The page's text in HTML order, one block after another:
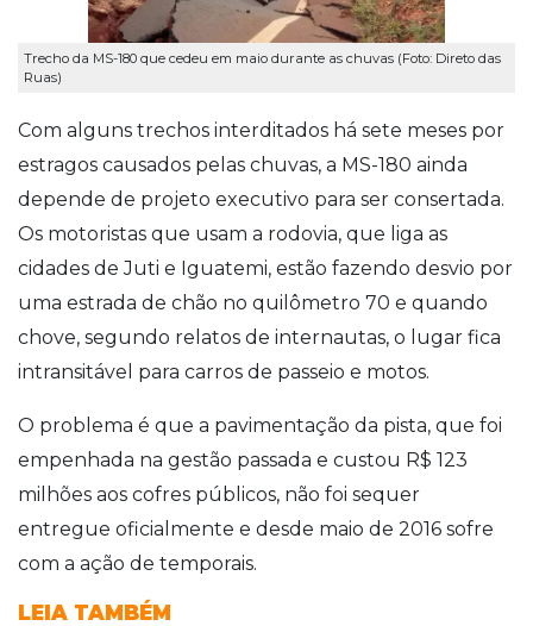
Trecho da MS-180 que cedeu em maio durante as chuvas (Foto: Direto das
Ruas)
Com alguns trechos interditados há sete meses por
estragos causados pelas chuvas, a MS-180 ainda
depende de projeto executivo para ser consertada.
Os motoristas que usam a rodovia, que liga as
cidades de Juti e Iguatemi, estão fazendo desvio por
uma estrada de chão no quilômetro 70 e quando
chove, segundo relatos de internautas, o lugar fica
intransitável para carros de passeio e motos.
O problema é que a pavimentação da pista, que foi
empenhada na gestão passada e custou R$ 123
milhões aos cofres públicos, não foi sequer
entregue oficialmente e desde maio de 2016 sofre
com a ação de temporais.
LEIA TAMBÉM